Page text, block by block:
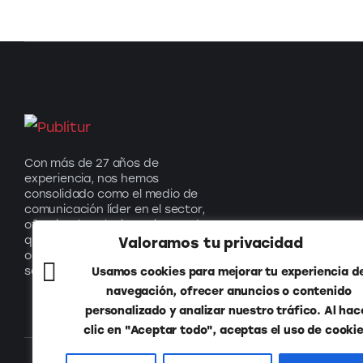
Valoramos tu privacidad
Usamos cookies para mejorar tu experiencia
navegación, ofrecer anuncios o contenido
personalizado y analizar nuestro tráfico. Al
clic en "Aceptar todo", aceptas el uso de
Con más de 27 años de
experiencia, nos hemos
consolidado como el medio de
comunicación líder en el sector,
ofreciendo soluciones innovadoras
que impulsan el turismo y generan
oportunidades para nuestros
socios.